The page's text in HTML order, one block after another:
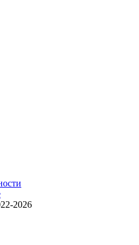
2026